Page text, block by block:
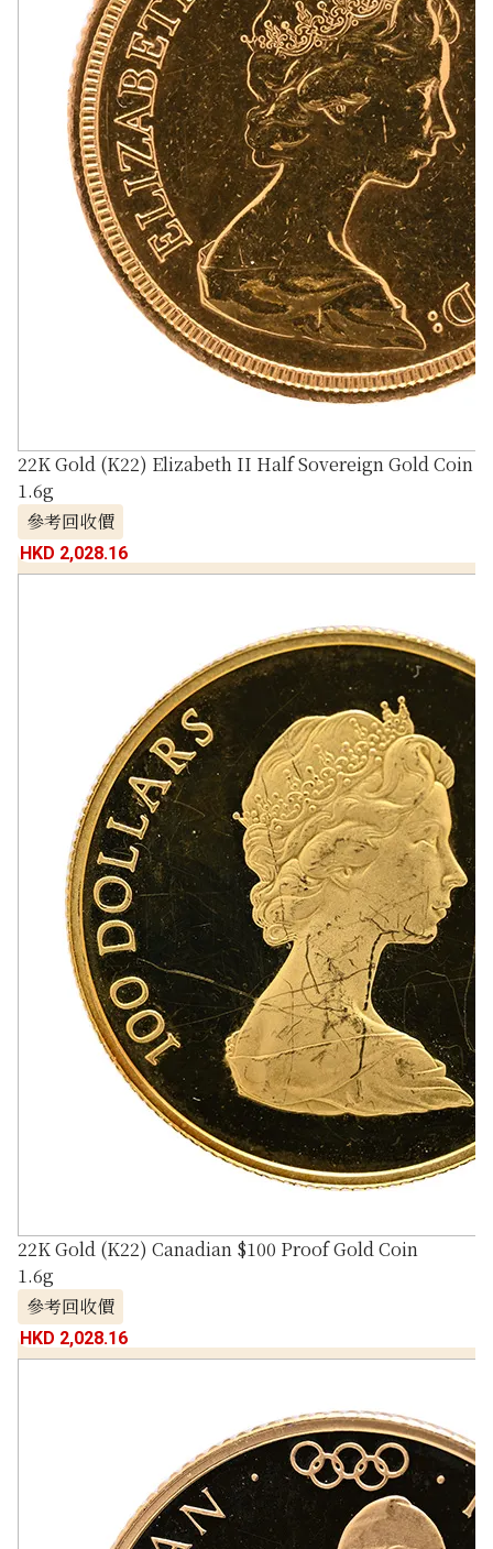
22K Gold (K22) Elizabeth II Half Sovereign Gold Coin
1.6g
參考回收價
HKD 2,028.16
22K Gold (K22) Canadian $100 Proof Gold Coin
1.6g
參考回收價
HKD 2,028.16